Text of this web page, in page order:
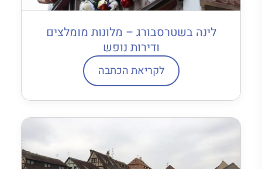
לינה בשטרסבורג – מלונות מומלצים
ודירות נופש
לקריאת הכתבה